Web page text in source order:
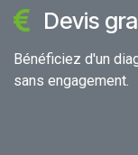
Devis
Bénéficiez d'un
sans engagement.